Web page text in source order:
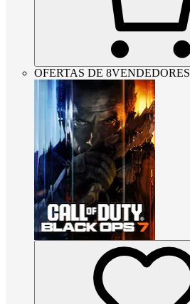
OFERTAS DE 8VENDEDORES